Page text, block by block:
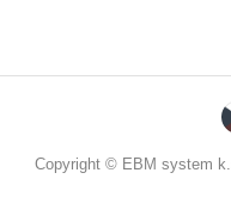
Copyright © EBM system